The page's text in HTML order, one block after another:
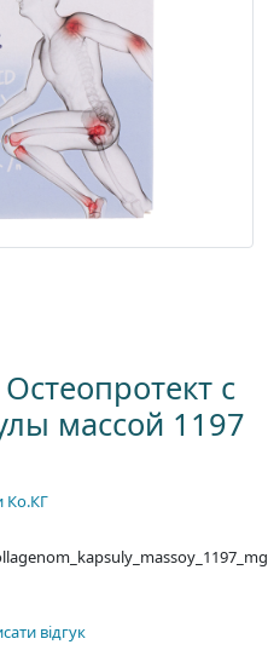
с
массой 1197
Ко.КГ
відгук